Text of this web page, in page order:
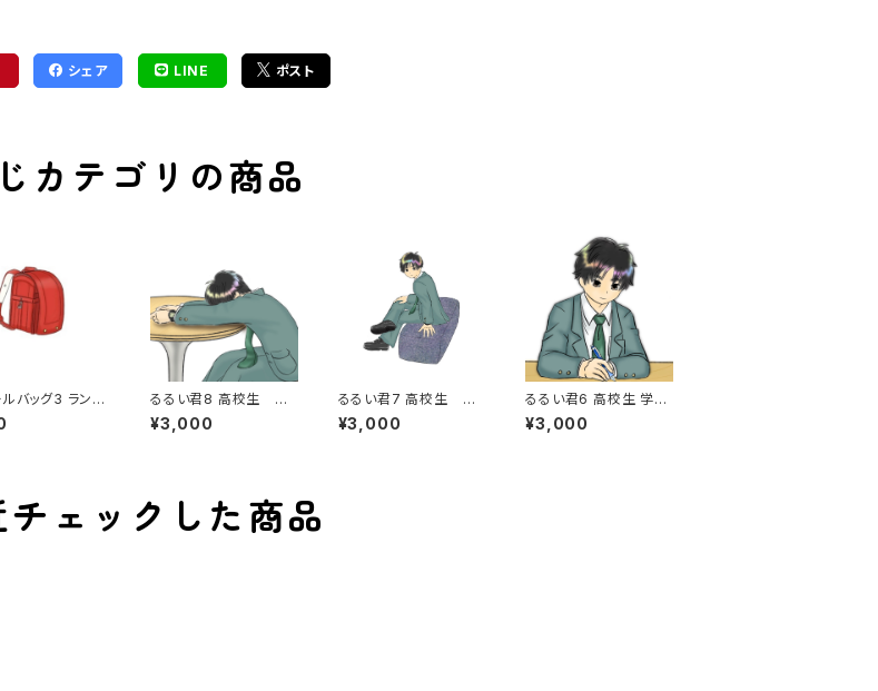
シェア LINE ポスト
カテゴリの商品
バッグ3 ランド
クールバッグ
小学校 学
るるい君8 高校生 学
生 寝る 疲れ気味
徹夜明け ナチュラル
¥3,000
るるい君7 高校生 学
生 勉強 座る 足を
組む 公民館のソファ
¥3,000
るるい君6 高校生 学
生 受験 シャーペ
ン シャーペン付き
¥3,000
チェックした商品